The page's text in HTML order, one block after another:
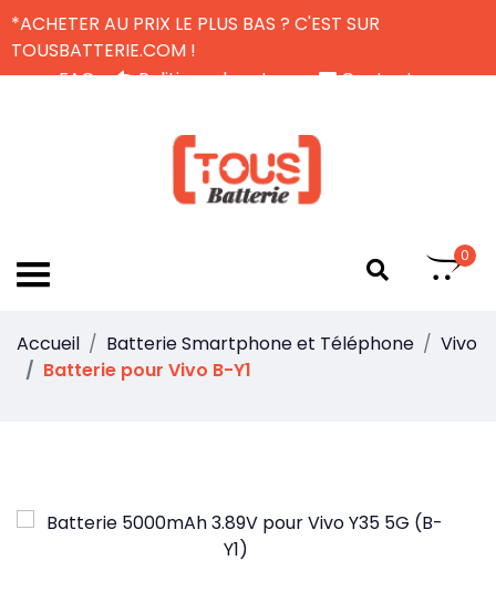
*ACHETER AU PRIX LE PLUS BAS ? C'EST SUR
TOUSBATTERIE.COM !
FAQ
Politique de retour
Contactez-nous
0
Accueil Batterie Smartphone et Téléphone
Vivo
Batterie pour Vivo B-Y1